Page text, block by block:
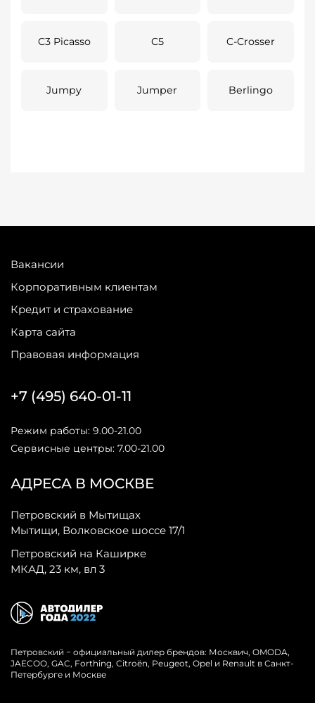
C3 Picasso C5 C-Crosser
Jumpy Jumper Berlingo
Вакансии
Корпоративным клиентам
Кредит и страхование
Карта сайта
Правовая информация
АДРЕСА В МОСКВЕ
Петровский в Мытищах
Мытищи, Волковское шоссе 17/1
Петровский на Каширке
МКАД, 23 км, вл 3
+7 (495) 640-01-11
Режим работы: 9.00-21.00
Сервисные центры: 7.00-21.00
Петровский − официальный дилер брендов: Москвич, OMODA,
JAECOO, GAC, Forthing, Citroёn, Peugeot, Opel и Renault в Санкт-
Петербурге и Москве